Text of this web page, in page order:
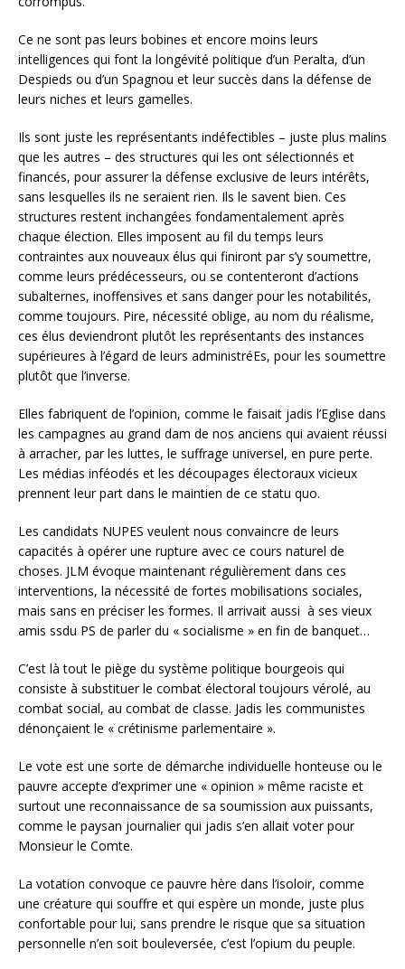
Ce ne sont pas leurs bobines et encore moins leurs
intelligences qui font la longévité politique d’un Peralta, d’un
Despieds ou d’un Spagnou et leur succès dans la défense de
leurs niches et leurs gamelles.
Ils sont juste les représentants indéfectibles – juste plus malins
que les autres – des structures qui les ont sélectionnés et
financés, pour assurer la défense exclusive de leurs intérêts,
sans lesquelles ils ne seraient rien. Ils le savent bien. Ces
structures restent inchangées fondamentalement après
chaque élection. Elles imposent au fil du temps leurs
contraintes aux nouveaux élus qui finiront par s’y soumettre,
comme leurs prédécesseurs, ou se contenteront d’actions
subalternes, inoffensives et sans danger pour les notabilités,
comme toujours. Pire, nécessité oblige, au nom du réalisme,
ces élus deviendront plutôt les représentants des instances
supérieures à l’égard de leurs administréEs, pour les soumettre
plutôt que l’inverse.
Elles fabriquent de l’opinion, comme le faisait jadis l’Eglise dans
les campagnes au grand dam de nos anciens qui avaient réussi
à arracher, par les luttes, le suffrage universel, en pure perte.
Les médias inféodés et les découpages électoraux vicieux
prennent leur part dans le maintien de ce statu quo.
Les candidats NUPES veulent nous convaincre de leurs
capacités à opérer une rupture avec ce cours naturel de
choses. JLM évoque maintenant régulièrement dans ces
interventions, la nécessité de fortes mobilisations sociales,
mais sans en préciser les formes. Il arrivait aussi à ses vieux
amis ssdu PS de parler du « socialisme » en fin de banquet…
C’est là tout le piège du système politique bourgeois qui
consiste à substituer le combat électoral toujours vérolé, au
combat social, au combat de classe. Jadis les communistes
dénonçaient le « crétinisme parlementaire ».
Le vote est une sorte de démarche individuelle honteuse ou le
pauvre accepte d’exprimer une « opinion » même raciste et
surtout une reconnaissance de sa soumission aux puissants,
comme le paysan journalier qui jadis s’en allait voter pour
Monsieur le Comte.
La votation convoque ce pauvre hère dans l’isoloir, comme
une créature qui souffre et qui espère un monde, juste plus
confortable pour lui, sans prendre le risque que sa situation
personnelle n’en soit bouleversée, c’est l’opium du peuple.